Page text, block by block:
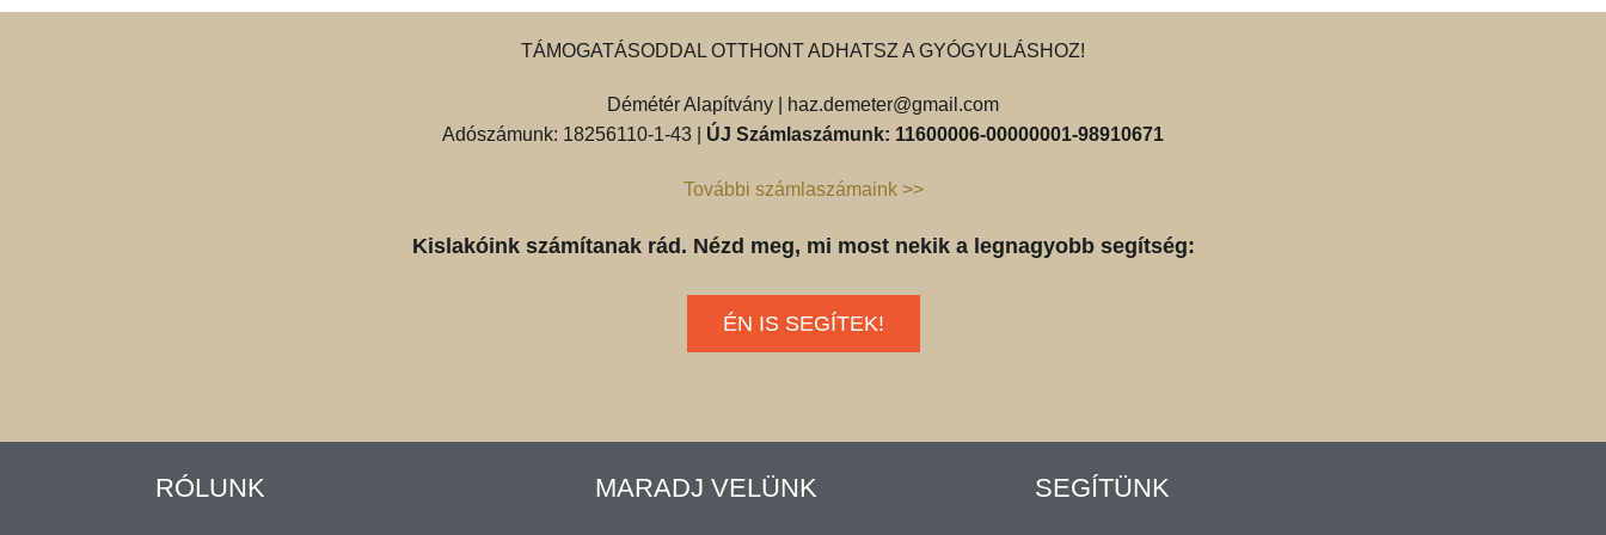
TÁMOGATÁSODDAL OTTHONT ADHATSZ A GYÓGYULÁSHOZ!
Démétér Alapítvány |
haz.demeter@gmail.com
Adószámunk: 18256110-1-43 | ÚJ Számlaszámunk: 11600006-00000001-98910671
További számlaszámaink >>
Kislakóink számítanak rád. Nézd meg, mi most nekik a legnagyobb segítség:
ÉN IS SEGÍTEK!
RÓLUNK MARADJ VELÜNK SEGÍTÜNK